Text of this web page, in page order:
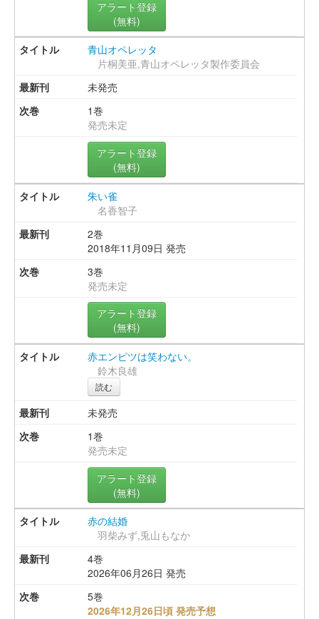
アラート登録
(無料)
青山オペレッタ
片桐美亜,青山オペレッタ製作委員会
未発売
1巻
発売未定
アラート登録
(無料)
朱い雀
名香智子
2巻
2018年11月09日 発売
3巻
発売未定
アラート登録
(無料)
赤エンピツは笑わない。
鈴木良雄
読む
未発売
1巻
発売未定
アラート登録
(無料)
赤の結婚
羽柴みず,兎山もなか
4巻
2026年06月26日 発売
5巻
2026年12月26日頃 発売予想